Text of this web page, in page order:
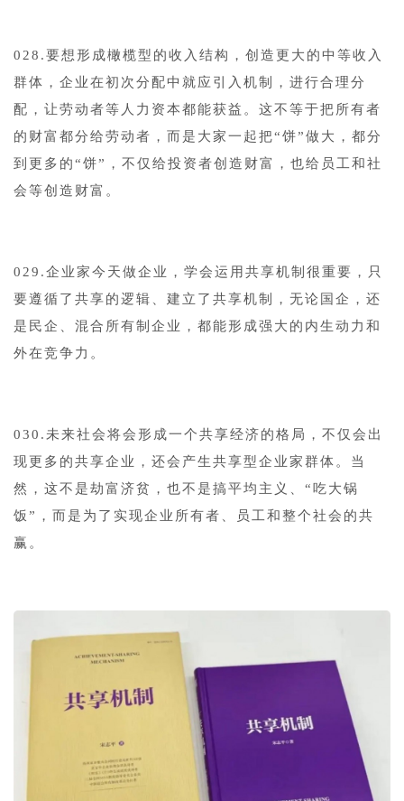
028.要想形成橄榄型的收入结构，创造更大的中等收入
群体，企业在初次分配中就应引入机制，进行合理分
配，让劳动者等人力资本都能获益。这不等于把所有者
的财富都分给劳动者，而是大家一起把“饼”做大，都分
到更多的“饼”，不仅给投资者创造财富，也给员工和社
会等创造财富。
029.企业家今天做企业，学会运用共享机制很重要，只
要遵循了共享的逻辑、建立了共享机制，无论国企，还
是民企、混合所有制企业，都能形成强大的内生动力和
外在竞争力。
030.未来社会将会形成一个共享经济的格局，不仅会出
现更多的共享企业，还会产生共享型企业家群体。当
然，这不是劫富济贫，也不是搞平均主义、“吃大锅
饭”，而是为了实现企业所有者、员工和整个社会的共
赢。